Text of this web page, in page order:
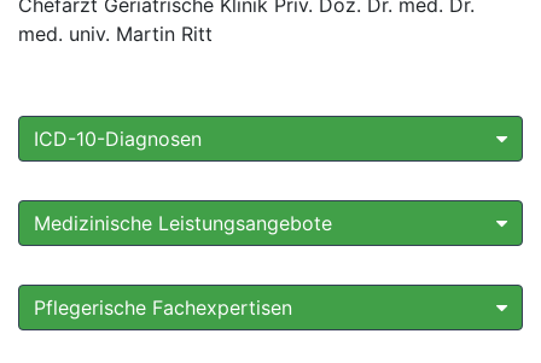
Chefarzt Geriatrische Klinik Priv. Doz. Dr. med. Dr.
med. univ. Martin Ritt
ICD-10-Diagnosen
Medizinische Leistungsangebote
Pflegerische Fachexpertisen